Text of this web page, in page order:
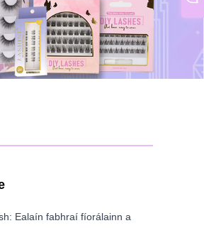
Ealaín fabhraí fíorálainn a